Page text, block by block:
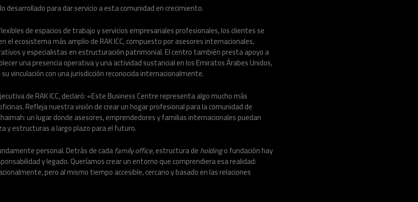
desarrollado para dar servicio a esta comunidad en crecimiento.
de espacios de trabajo y servicios empresariales profesionales, los clientes se
el ecosistema más amplio de RAK ICC, compuesto por asesores internacionales,
y especialistas en estructuración patrimonial. El centro también presta apoyo a
una presencia operativa y una actividad sustancial en los Emiratos Árabes Unidos,
vinculación con una jurisdicción reconocida internacionalmente.
de RAK ICC, declaró: «Este Business Centre representa algo mucho más
Refleja nuestra visión de crear un hogar profesional para la comunidad de
un lugar donde asesores, emprendedores y familias internacionales puedan
y estructuras a largo plazo para el futuro.
personal. Detrás de cadafamily office, estructura deholdingo fundación hay
y legado. Queríamos crear un entorno que comprendiera esa realidad:
pero al mismo tiempo accesible, cercano y basado en las relaciones